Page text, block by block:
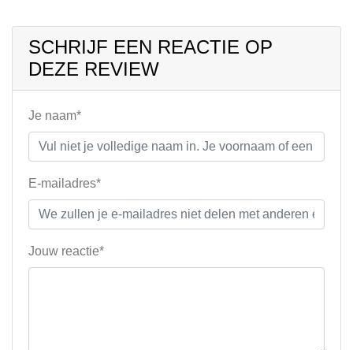
SCHRIJF EEN REACTIE OP
DEZE REVIEW
Je naam*
E-mailadres*
Jouw reactie*